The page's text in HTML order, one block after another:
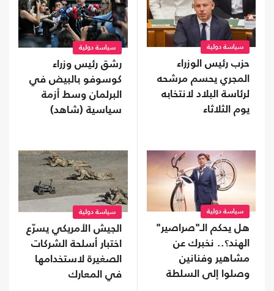
سياسة دولية
حزب رئيس الوزراء
المجري يحسم مرشحه
لرئاسة البلاد لانتخابه
يوم الثلاثاء
سياسة دولية
رشق رئيس وزراء
كوسوفو بالبيض في
البرلمان وسط أزمة
سياسية (شاهد)
سياسة دولية
هل يحكم الـ"صراصير"
الهند؟.. نخبرك عن
مشاهير وفنانين
وصلوا إلى السلطة
سياسة دولية
الجيش الأمريكي يسرّع
اختبار أسلحة الشركات
الصغيرة لاستخدامها
في المعارك